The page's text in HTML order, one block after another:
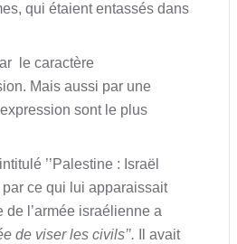
qui étaient entassés dans
le caractère
Mais aussi par une
sont le plus
’’Palestine : Israël
par ce qui lui apparaissait
de l’armée israélienne a
de viser les civils’’.
Il avait